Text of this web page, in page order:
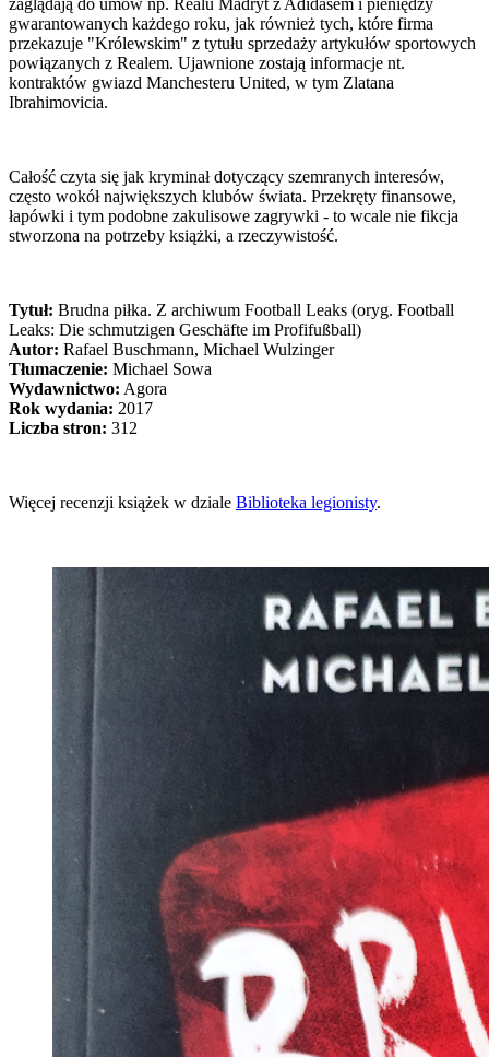
zaglądają do umów np. Realu Madryt z Adidasem i pieniędzy
gwarantowanych każdego roku, jak również tych, które firma
przekazuje "Królewskim" z tytułu sprzedaży artykułów sportowych
powiązanych z Realem. Ujawnione zostają informacje nt.
kontraktów gwiazd Manchesteru United, w tym Zlatana
Ibrahimovicia.
Całość czyta się jak kryminał dotyczący szemranych interesów,
często wokół największych klubów świata. Przekręty finansowe,
łapówki i tym podobne zakulisowe zagrywki - to wcale nie fikcja
stworzona na potrzeby książki, a rzeczywistość.
Tytuł: Brudna piłka. Z archiwum Football Leaks (oryg. Football
Leaks: Die schmutzigen Geschäfte im Profifußball)
Autor: Rafael Buschmann, Michael Wulzinger
Tłumaczenie: Michael Sowa
Wydawnictwo: Agora
Rok wydania: 2017
Liczba stron: 312
Więcej recenzji książek w dziale Biblioteka legionisty.